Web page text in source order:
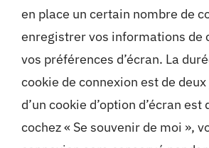
en place un certain nombre de
enregistrer vos informations de
vos préférences d’écran. La
cookie de connexion est de
d’un cookie d’option d’écran est
cochez « Se souvenir de moi »,